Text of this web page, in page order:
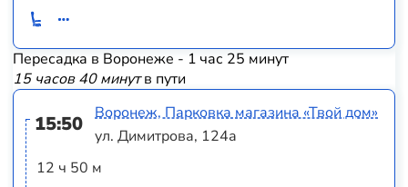
Пересадка в Воронеже - 1 час 25 минут
15 часов 40 минутв пути
15:50
12 ч 50 м
Воронеж, Парковка магазина «Твой дом»
ул. Димитрова, 124а